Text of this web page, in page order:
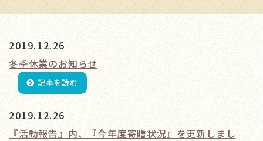
2019.12.26
冬季休業のお知らせ
記事を読む
2019.12.26
『活動報告』内、『今年度寄贈状況』を更新しまし